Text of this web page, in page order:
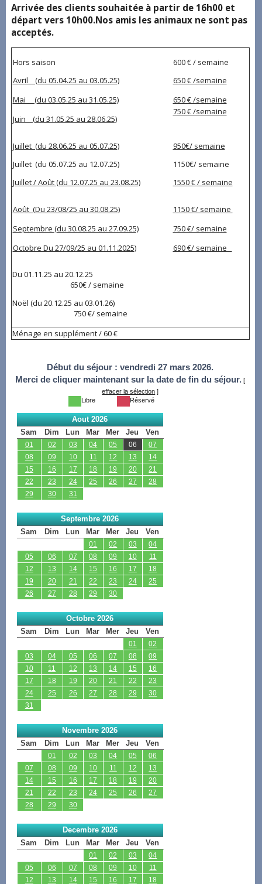
Arrivée des clients souhaitée à partir de 16h00 et
départ vers 10h00.Nos amis les animaux ne sont pas
acceptés.
Hors saison
Avril (du 05.04.25 au 03.05.25)
600 € / semaine
650 € /semaine
Mai (du 03.05.25 au 31.05.25)
650 € /semaine
Juin (du 31.05.25 au 28.06.25)
750 € /semaine
Juillet (du 28.06.25 au 05.07.25)
Juillet (du 05.07.25 au 12.07.25)
Juillet / Août (du 12.07.25 au 23.08.25)
950€/ semaine
1150€/ semaine
1550 € / semaine
Août (Du 23/08/25 au 30.08.25)
1150 €/ semaine
Septembre (du 30.08.25 au 27.09.25)
750 €/ semaine
Octobre Du 27/09/25 au 01.11.2025)
690 €/ semaine
Du 01.11.25 au 20.12.25
650€ / semaine
Noël (du 20.12.25 au 03.01.26)
750 €/ semaine
Ménage en supplément / 60 €
Début du séjour :vendredi 27 mars 2026.
Merci de cliquer maintenant sur la date de fin du séjour. [
effacer la sélection ]
Libre
Réservé
Aout 2026
Sam
Dim Lun Mar Mer Jeu Ven
01 02 03 04 05 06
07
08
09 10 11 12 13
14
15
16 17 18 19 20
21
22
23 24 25 26 27
28
29
30 31
Septembre 2026
Sam
Dim Lun Mar Mer Jeu Ven
01 02 03
04
05
06 07 08 09 10
11
12
13 14 15 16 17
18
19
20 21 22 23 24
25
26
27 28 29 30
Octobre 2026
Sam
Dim Lun Mar Mer Jeu Ven
01
02
03
04 05 06 07 08
09
10
11 12 13 14 15
16
17
18 19 20 21 22
23
24
25 26 27 28 29
30
31
Novembre 2026
Sam
Dim Lun Mar Mer Jeu Ven
01 02 03 04 05
06
07
08 09 10 11 12
13
14
15 16 17 18 19
20
21
22 23 24 25 26
27
28
29 30
Decembre 2026
Sam
Dim Lun Mar Mer Jeu Ven
01 02 03
04
05
06 07 08 09 10
11
12
13 14 15 16 17
18